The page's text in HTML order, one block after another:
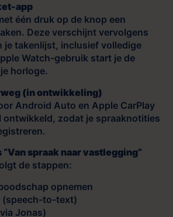
app
één druk op de knop een
Deze verschijnt vervolgens
je takenlijst, inclusief volledige
Watch-gebruik start je de
horloge.
(in ontwikkeling)
Android Auto en Apple CarPlay
ontwikkeld, zodat je spraaknotities
spraak naar vastlegging”
de stappen:
opnemen
(speech-to-text)
Jonas)